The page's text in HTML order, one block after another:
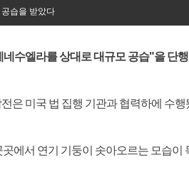
습을 받았다
수엘라를 상대로 대규모 공습"을 단
은 미국 법 집행 기관과 협력하에 수
에서 연기 기둥이 솟아오르는 모습이